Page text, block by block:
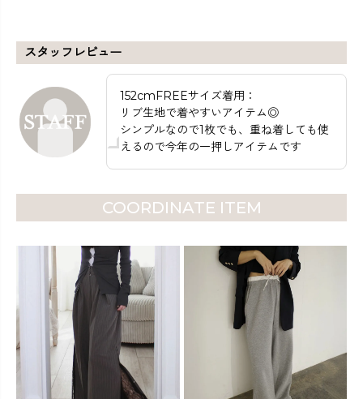
スタッフレビュー
152cmFREEサイズ着用：
リブ生地で着やすいアイテム◎
シンプルなので1枚でも、重ね着しても使
えるので今年の一押しアイテムです
COORDINATE ITEM